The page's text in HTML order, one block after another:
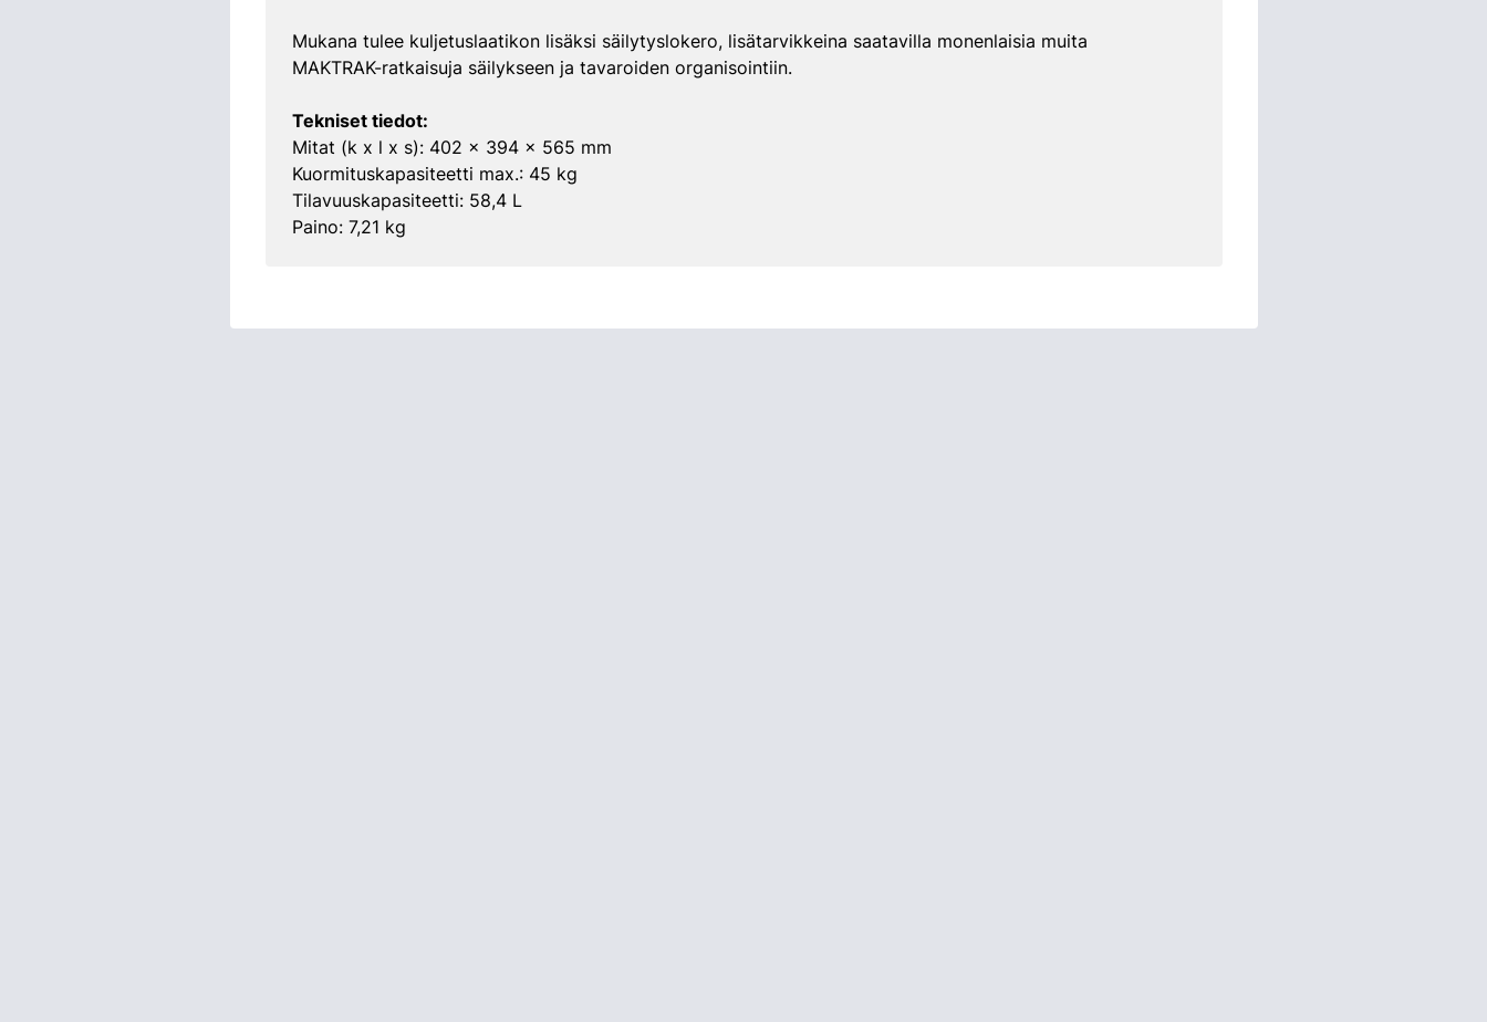
Mukana tulee kuljetuslaatikon lisäksi säilytyslokero, lisätarvikkeina saatavilla monenlaisia muita
MAKTRAK-ratkaisuja säilykseen ja tavaroiden organisointiin.
Tekniset tiedot:
Mitat (k x l x s): 402 x 394 x 565 mm
Kuormituskapasiteetti max.: 45 kg
Tilavuuskapasiteetti: 58,4 L
Paino: 7,21 kg